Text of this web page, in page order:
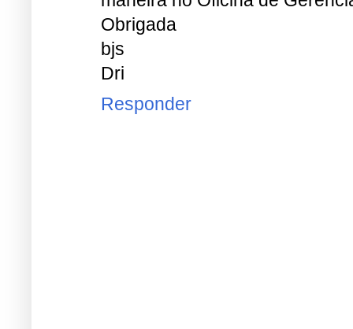
Obrigada
bjs
Dri
Responder